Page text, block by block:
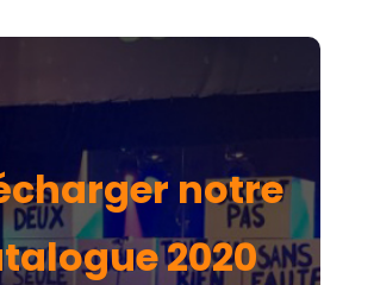
notre
2020